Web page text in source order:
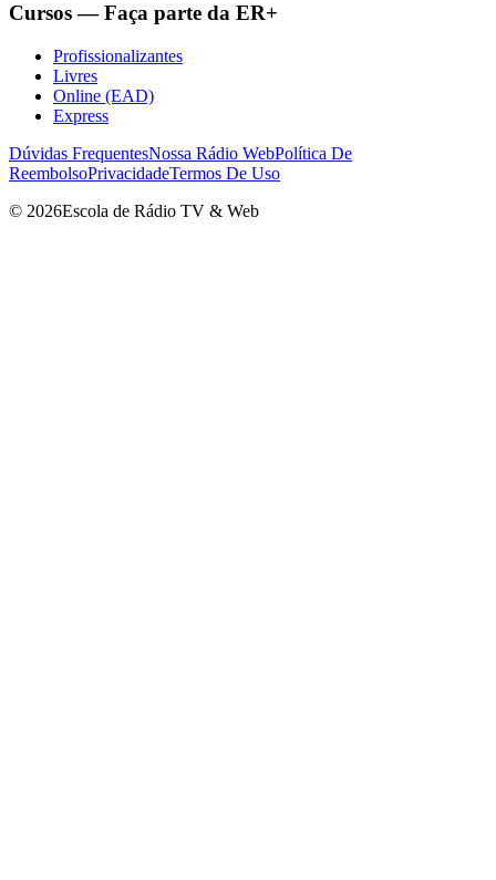
Cursos — Faça parte da ER+
Profissionalizantes
Livres
Online (EAD)
Express
Dúvidas FrequentesNossa Rádio WebPolítica De
ReembolsoPrivacidadeTermos De Uso
© 2026Escola de Rádio TV & Web